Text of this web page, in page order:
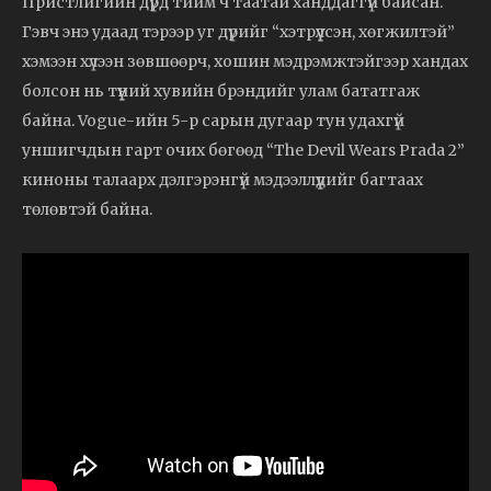
Гэвч энэ удаад тэрээр уг дүрийг “хэтрүүлсэн, хөгжилтэй”
хэмээн хүлээн зөвшөөрч, хошин мэдрэмжтэйгээр хандах
болсон нь түүний хувийн брэндийг улам бататгаж
байна. Vogue-ийн 5-р сарын дугаар тун удахгүй
уншигчдын гарт очих бөгөөд “The Devil Wears Prada 2”
киноны талаарх дэлгэрэнгүй мэдээллүүдийг багтаах
төлөвтэй байна.